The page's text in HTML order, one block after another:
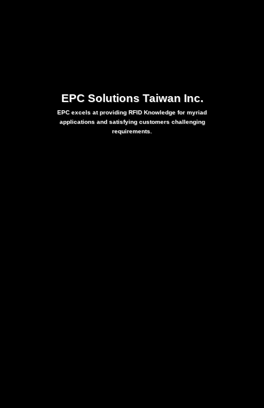
EPC Solutions Taiwan Inc.
EPC excels at providing RFID Knowledge for myriad
applications and satisfying customers challenging
requirements.